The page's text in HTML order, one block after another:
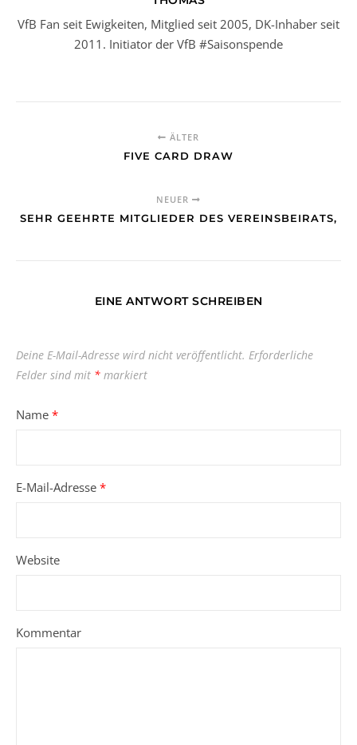
VfB Fan seit Ewigkeiten, Mitglied seit 2005, DK-Inhaber seit
2011. Initiator der VfB #Saisonspende
ÄLTER
FIVE CARD DRAW
NEUER
SEHR GEEHRTE MITGLIEDER DES VEREINSBEIRATS,
EINE ANTWORT SCHREIBEN
Deine E-Mail-Adresse wird nicht veröffentlicht. Erforderliche
Felder sind mit * markiert
Name *
E-Mail-Adresse *
Website
Kommentar